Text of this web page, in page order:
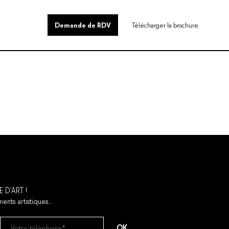
Demande de RDV Télécharger la brochure
D'ART !
artistiques...
OK